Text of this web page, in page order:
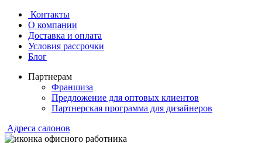
Контакты
О компании
Доставка и оплата
Условия рассрочки
Блог
Партнерам
Франшиза
Предложение для оптовых клиентов
Партнерская программа для дизайнеров
Адреса салонов